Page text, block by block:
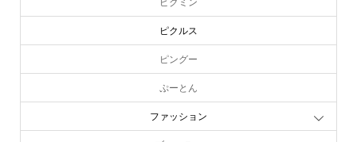
ピクミン
ピクルス
ピングー
ぷーとん
ファッション